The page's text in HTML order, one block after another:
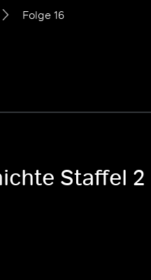
Folge 16
Staffel 2